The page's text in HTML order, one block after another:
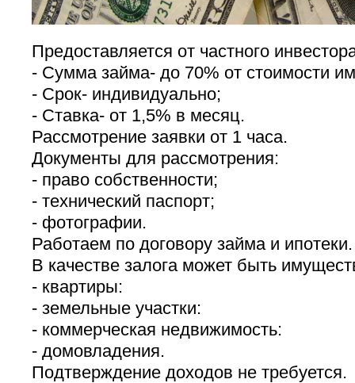
Предоставляется от частного
- Cумма займа- до 70% от стоимости
- Срок- индивидуально;
- Ставка- от 1,5% в месяц.
Рассмотрение заявки от 1 часа.
Документы для рассмотрения:
- право собственности;
- технический паспорт;
- фотографии.
Работаем по договору займа и ипотеки.
В качестве залога может быть
- квартиры:
- земельные участки:
- коммерческая недвижимость:
- домовладения.
Подтверждение доходов не требуется.